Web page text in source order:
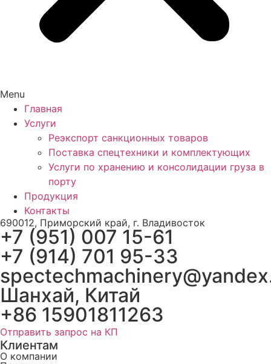
Menu
Главная
Услуги
Реэкспорт санкционных товаров
Поставка спецтехники и комплектующих
Услуги по хранению и консолидации груза в
порту
Продукция
Контакты
690012, Приморский край, г. Владивосток
+7 (951) 007 15-61
+7 (914) 701 95-33
Шанхай, Китай
+86 15901811263
Отправить запрос на КП
Клиентам
О компании